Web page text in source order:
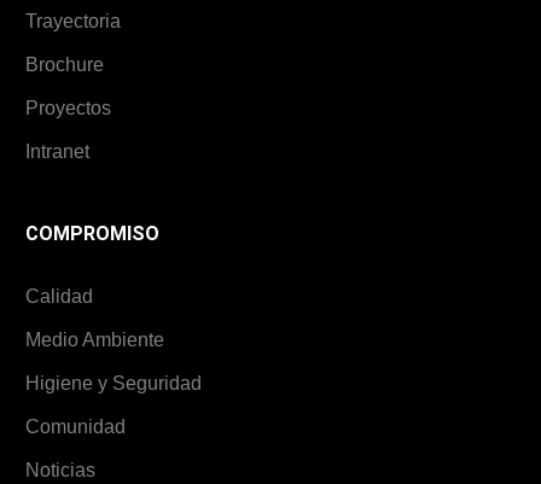
Trayectoria
Brochure
Proyectos
Intranet
COMPROMISO
Calidad
Medio Ambiente
Higiene y Seguridad
Comunidad
Noticias